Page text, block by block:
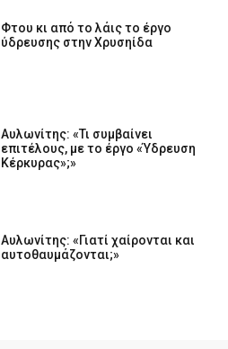
Φτου κι από το λάις το έργο
ύδρευσης στην Χρυσηίδα
Αυλωνίτης: «Τι συμβαίνει
επιτέλους, με το έργο «Ύδρευση
Κέρκυρας»;»
Αυλωνίτης: «Γιατί χαίρονται και
αυτοθαυμάζονται;»